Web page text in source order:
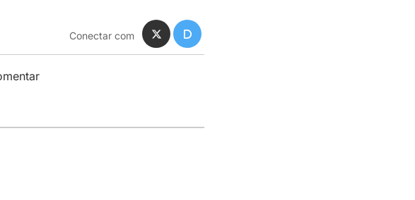
Conectar com